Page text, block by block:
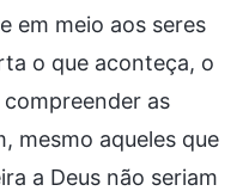
em meio aos seres
o que aconteça, o
as
mesmo aqueles que
a Deus não seriam